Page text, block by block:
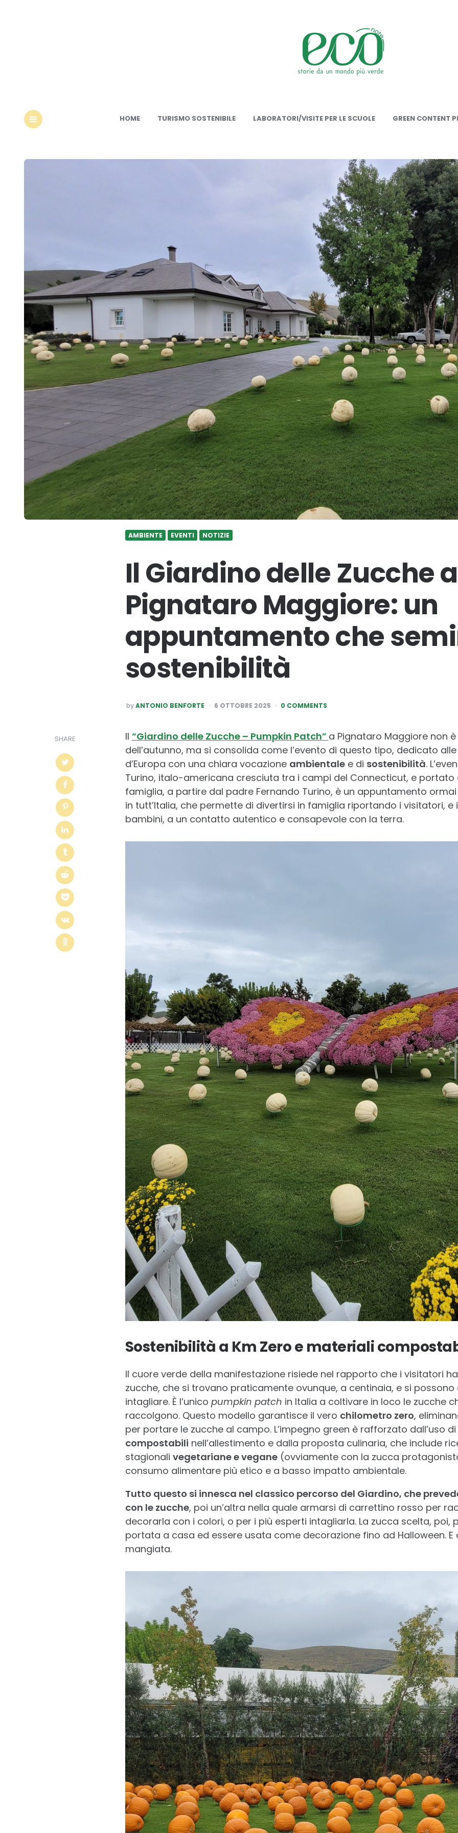
HOME TURISMO SOSTENIBILE LABORATORI/VISITE PER LE SCUOLE GREEN CONTENT
AMBIENTE EVENTI NOTIZIE
Il Giardino delle Zucche a
Pignataro Maggiore: un
appuntamento che
sostenibilità
POSTED
BY
by ANTONIO BENFORTE 6 OTTOBRE 2025 0 COMMENTS
SHARE Il “Giardino delle Zucche – Pumpkin Patch” a Pignataro Maggiore non
dell’autunno, ma si consolida come l’evento di questo tipo, dedicato
d’Europa con una chiara vocazione ambientalee di sostenibilità.
Turino, italo-americana cresciuta tra i campi del Connecticut, e
famiglia, a partire dal padre Fernando Turino, è un appuntamento
in tutt’Italia, che permette di divertirsi in famiglia riportando i visitatori, e
bambini, a un contatto autentico e consapevole con la terra.
Sostenibilità a Km Zero e materiali
Il cuore verde della manifestazione risiede nel rapporto che i visitatori
zucche, che si trovano praticamente ovunque, a centinaia, e si
intagliare. È l’unico pumpkin patch in Italia a coltivare in loco le zucche
raccolgono. Questo modello garantisce il vero chilometro zero,
per portare le zucche al campo. L’impegno green è rafforzato dall’uso di
compostabili nell’allestimento e dalla proposta culinaria, che include
stagionali vegetariane e vegane(ovviamente con la zucca
consumo alimentare più etico e a basso impatto ambientale.
Tutto questo si innesca nel classico percorso del Giardino, che
con le zucche, poi un’altra nella quale armarsi di carrettino rosso per
decorarla con i colori, o per i più esperti intagliarla. La zucca scelta, poi,
portata a casa ed essere usata come decorazione fino ad Halloween. E
mangiata.